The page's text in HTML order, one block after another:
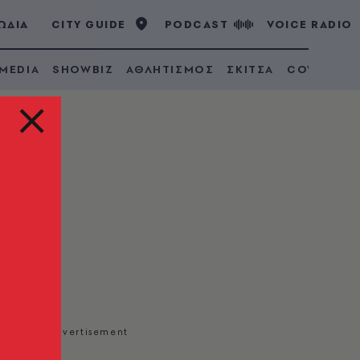
CITY GUIDE PODCAST VOICE RADIO
SHOWBIZ ΑΘΛΗΤΙΣΜΟΣ ΣΚΙΤΣΑ COVID 19